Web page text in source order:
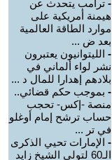
- ترامب يتحدث عن
هيمنة أمريكية على
موارد الطاقة العالمية
بعد ض ...
- الليتوانيون يعتبرون
نشر لواء ألماني في
بلادهم إهدارا للمال د ...
- بموجب حكم قضائي..
منصة -إكس- تحجب
حساب ترشح إمام أوغلو
في تر ...
- الإمارات تحيي الذكرى
الـ60 لتولي الشيخ زايد